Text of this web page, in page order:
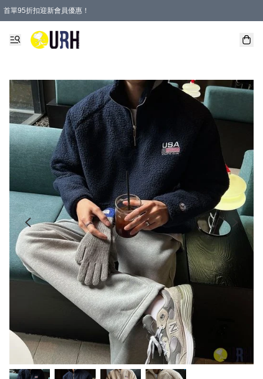
首單95折扣迎新會員優惠！
特選會員可享全單低至 95 折優惠！
單一訂單滿HKD600(澳門HKD800)包郵寄順豐送到家。